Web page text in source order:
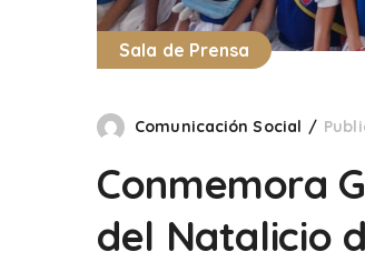
Sala de Prensa
Comunicación Social
Conmemora
del Natalicio